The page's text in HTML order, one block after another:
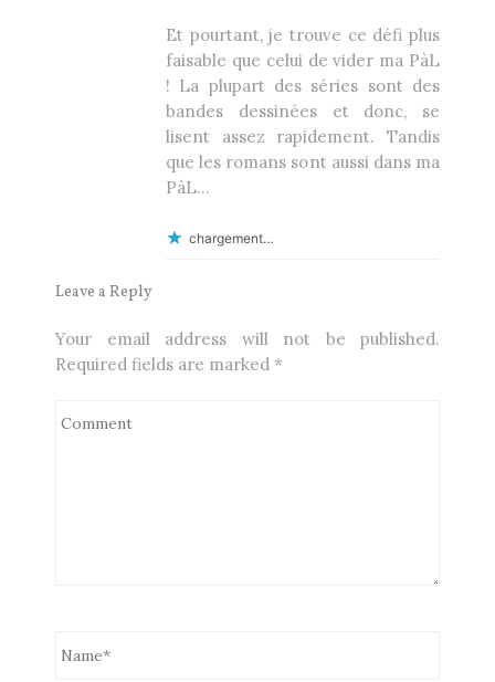
Et pourtant, je trouve ce défi plus
faisable que celui de vider ma PàL
! La plupart des séries sont des
bandes dessinées et donc, se
lisent assez rapidement. Tandis
que les romans sont aussi dans ma
PàL…
chargement…
Leave a Reply
Your email address will not be published.
Required fields are marked *